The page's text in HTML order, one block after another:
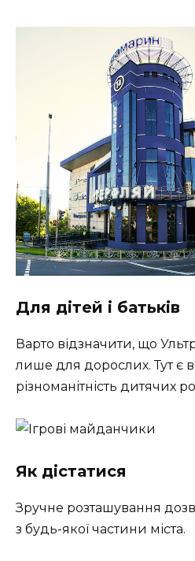
Для дітей і батьків
Варто відзначити, що
лише для дорослих. Тут є
різноманітність дитячих
Як дістатися
Зручне розташування
з будь-якої частини міста.